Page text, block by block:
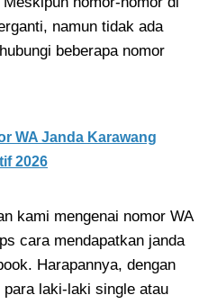
namun tidak ada
beberapa nomor
WA Janda Karawang
2026
kami mengenai nomor WA
cara mendapatkan janda
Harapannya, dengan
laki-laki single atau